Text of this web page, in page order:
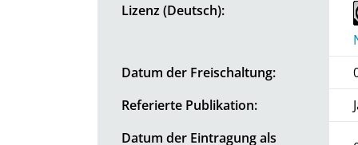
Lizenz (Deutsch):
Datum der Freischaltung:
Referierte Publikation:
Datum der Eintragung als